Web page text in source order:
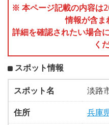
※ 本ページ記載の内容は
情報が含ま
詳細を確認されたい場合
く
スポット情報
スポット名
淡路
住所
兵庫